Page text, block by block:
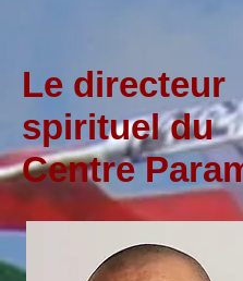
Le directeur
spirituel du
Centre